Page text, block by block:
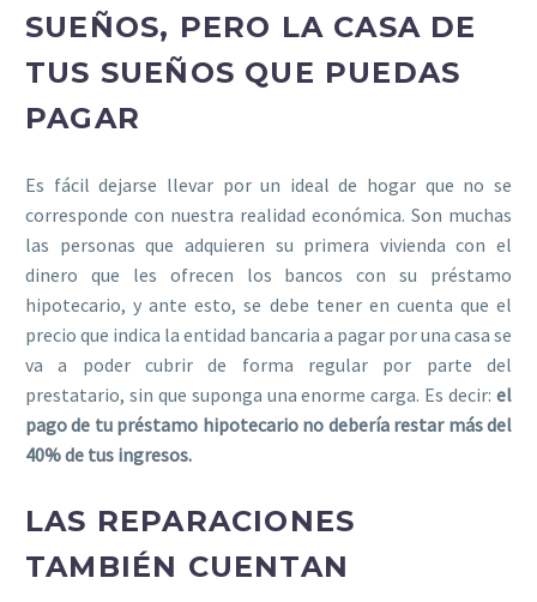
SUEÑOS, PERO LA CASA DE
TUS SUEÑOS QUE PUEDAS
PAGAR
Es fácil dejarse llevar por un ideal de hogar que no se
corresponde con nuestra realidad económica. Son muchas
las personas que adquieren su primera vivienda con el
dinero que les ofrecen los bancos con su préstamo
hipotecario, y ante esto, se debe tener en cuenta que el
precio que indica la entidad bancaria a pagar por una casa se
va a poder cubrir de forma regular por parte del
prestatario, sin que suponga una enorme carga. Es decir: el
pago de tu préstamo hipotecario no debería restar más del
40% de tus ingresos.
LAS REPARACIONES
TAMBIÉN CUENTAN